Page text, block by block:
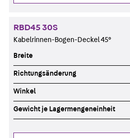
RBD45 30S
Kabelrinnen-Bogen-Deckel 45°
Breite
Richtungsänderung
Winkel
Gewicht je Lagermengeneinheit